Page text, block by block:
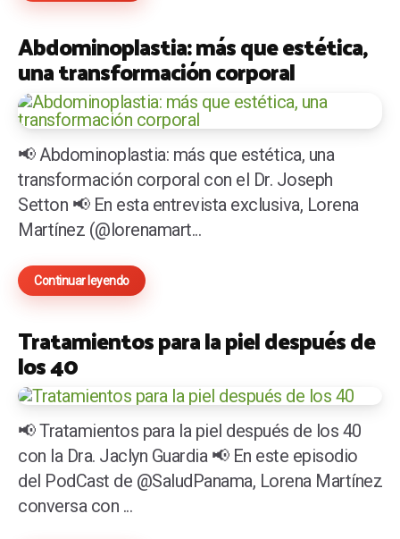
Abdominoplastia: más que estética,
una transformación corporal
📢 Abdominoplastia: más que estética, una
transformación corporal con el Dr. Joseph
Setton 📢 En esta entrevista exclusiva, Lorena
Martínez (@lorenamart...
Continuar leyendo
Tratamientos para la piel después de
los 40
📢 Tratamientos para la piel después de los 40
con la Dra. Jaclyn Guardia 📢 En este episodio
del PodCast de @SaludPanama, Lorena Martínez
conversa con ...